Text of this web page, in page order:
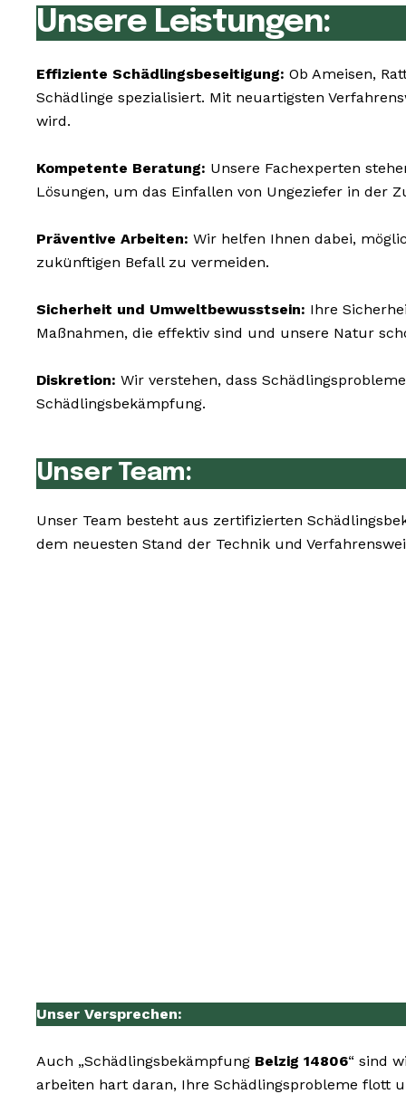
Unsere Leistungen:
Effiziente Schädlingsbeseitigung: Ob Ameisen,
Schädlinge spezialisiert. Mit neuartigsten
wird.
Kompetente Beratung: Unsere Fachexperten
Lösungen, um das Einfallen von Ungeziefer in der
Präventive Arbeiten: Wir helfen Ihnen dabei,
zukünftigen Befall zu vermeiden.
Sicherheit und Umweltbewusstsein: Ihre
Maßnahmen, die effektiv sind und unsere Natur
Diskretion: Wir verstehen, dass
Schädlingsbekämpfung.
Unser Team:
Unser Team besteht aus zertifizierten
dem neuesten Stand der Technik und
Unser Versprechen:
Auch „Schädlingsbekämpfung Belzig 14806“ sind
arbeiten hart daran, Ihre Schädlingsprobleme flott